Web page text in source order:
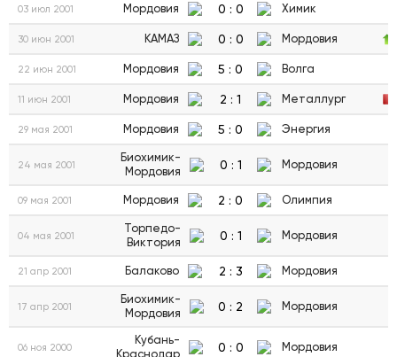
03 июл 2001 Мордовия 0 : 0 Химик
30 июн 2001 КАМАЗ 0 : 0 Мордовия
22 июн 2001 Мордовия 5 : 0 Волга
11 июн 2001 Мордовия 2 : 1 Металлург
29 мая 2001 Мордовия 5 : 0 Энергия
24 мая 2001
Биохимик-
Мордовия
0 : 1 Мордовия
09 мая 2001 Мордовия 2 : 0 Олимпия
04 мая 2001
Торпедо-
Виктория
0 : 1 Мордовия
21 апр 2001 Балаково 2 : 3 Мордовия
17 апр 2001
Биохимик-
Мордовия
0 : 2 Мордовия
06 ноя 2000
Кубань-
Краснодар
0 : 0 Мордовия